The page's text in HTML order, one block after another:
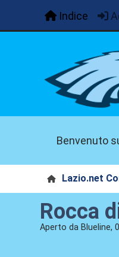
Indice
Benvenuto
Lazio.net
Rocca
Aperto da Blueline,